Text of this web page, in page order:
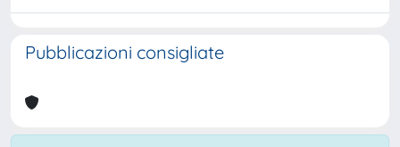
Pubblicazioni consigliate